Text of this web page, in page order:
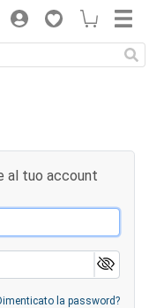
al tuo account
la password?